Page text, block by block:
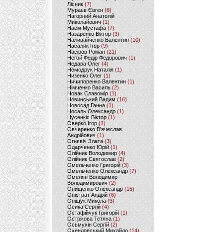
Лісник (7)
Мураєв Євген(6)
Нагорний Анатолій
Миколайович (1)
Наем Мустафа (7)
Назаренко Віктор (3)
Наливайченко Валентин (10)
Насалик Ігор(9)
Насіров Роман (21)
Негой Федір Федорович(1)
Недава Олег(4)
Немодрук Наталія(1)
Низенко Олег (1)
Ничипоренко Валентин (1)
Німченко Василь (2)
Новак Славомір (1)
Новинський Вадим (16)
Новосад Ганна (1)
Носаль Олександр (1)
Нусенкіс Віктор (1)
Оверко Ігор (1)
Овчаренко В'ячеслав
Андрійович(1)
Огнєвіч Злата (3)
Одарченко Юрій(1)
Олійник Володимир (4)
Олійник Святослав (2)
Омельченко Григорій (3)
Омельченко Олександр(7)
Омелян Володимир
Володимирович (2)
Онищенко Олександр (15)
Оністрат Андрій (6)
Оніщук Микола (3)
Осика Сергій(4)
Остафійчук Григорій(1)
Острікова Тетяна (1)
Осьмухін Сергій (2)
Охендовський Михайло (14)